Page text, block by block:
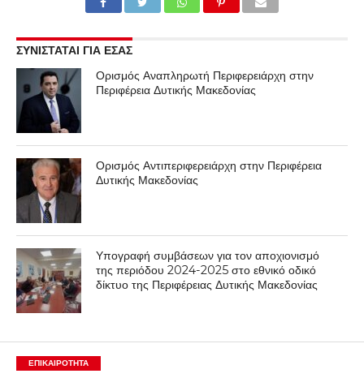
ΣΥΝΙΣΤΑΤΑΙ ΓΙΑ ΕΣΑΣ
Ορισμός Αναπληρωτή Περιφερειάρχη στην
Περιφέρεια Δυτικής Μακεδονίας
Ορισμός Αντιπεριφερειάρχη στην Περιφέρεια
Δυτικής Μακεδονίας
Υπογραφή συμβάσεων για τον αποχιονισμό
της περιόδου 2024-2025 στο εθνικό οδικό
δίκτυο της Περιφέρειας Δυτικής Μακεδονίας
ΕΠΙΚΑΙΡΟΤΗΤΑ